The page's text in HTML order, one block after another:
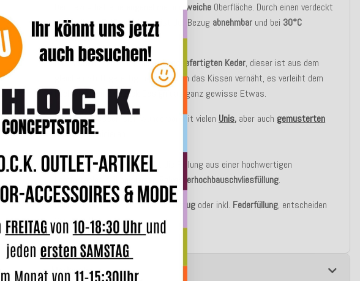
undweiche Oberfläche. Durch einen verdeckt
eingenähtenReißverschlussist der Bezug abnehmbar und bei 30°C
waschbar.
Das Kissen "Zacki" hat einenhandgefertigten Keder, dieser ist aus dem
gleichen Stoff gefertigt und rund um das Kissen vernäht, es verleiht dem
hochwertigen Zickzack Design
das ganz gewisse Etwas.
Die Kissen lassen sich wunderbar mit vielen Unis, aber auch gemusterten
Kissenkombinieren.
In der Basic Variante besteht die Füllung aus einer hochwertigen
Polyesterhochbauschvliesfüllung.
Online zu bestellen auch nur alsBezug oder inkl. Federfüllung, entscheiden
Sie selbst!
Merkmale